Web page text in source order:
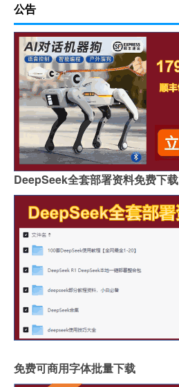
公告
DeepSeek全套部署资料免费下载
免费可商用字体批量下载